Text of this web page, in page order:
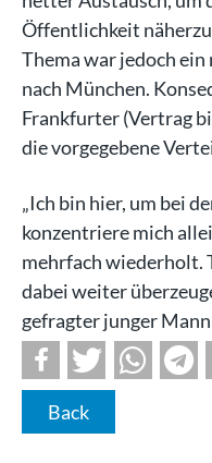
Öffentlichkeit
Thema war jedoch
nach München.
Frankfurter (Vertrag
die vorgegebene
„Ich bin hier, um bei
konzentriere mich
mehrfach
dabei weiter
gefragter junger
Back